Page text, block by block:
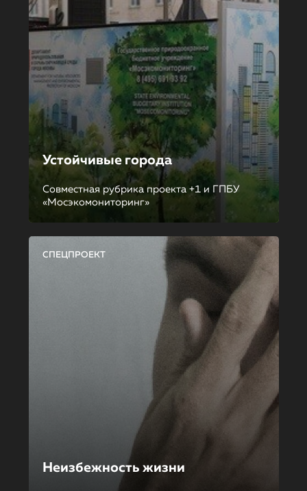
Устойчивые города
Совместная рубрика проекта +1 и ГПБУ
«Мосэкомониторинг»
СПЕЦПРОЕКТ
Неизбежность жизни